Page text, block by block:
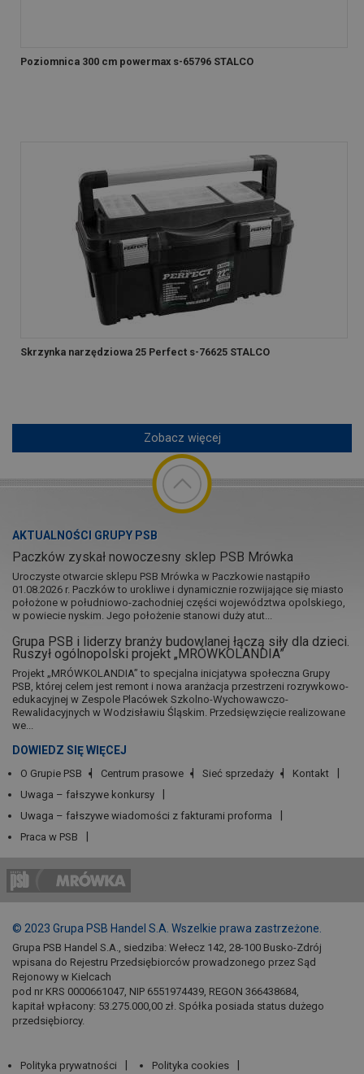
Poziomnica 300 cm powermax s-65796 STALCO
Skrzynka narzędziowa 25 Perfect s-76625 STALCO
Zobacz więcej
AKTUALNOŚCI GRUPY PSB
Paczków zyskał nowoczesny sklep PSB Mrówka
Uroczyste otwarcie sklepu PSB Mrówka w Paczkowie nastąpiło
01.08.2026 r. Paczków to urokliwe i dynamicznie rozwijające się miasto
położone w południowo-zachodniej części województwa opolskiego,
w powiecie nyskim. Jego położenie stanowi duży atut...
Grupa PSB i liderzy branży budowlanej łączą siły dla dzieci.
Ruszył ogólnopolski projekt „MRÓWKOLANDIA”
Projekt „MRÓWKOLANDIA” to specjalna inicjatywa społeczna Grupy
PSB, której celem jest remont i nowa aranżacja przestrzeni rozrywkowo-
edukacyjnej w Zespole Placówek Szkolno-Wychowawczo-
Rewalidacyjnych w Wodzisławiu Śląskim. Przedsięwzięcie realizowane
we...
DOWIEDZ SIĘ WIĘCEJ
O Grupie PSB Centrum prasowe Sieć sprzedaży
Kontakt
Uwaga – fałszywe konkursy
Uwaga – fałszywe wiadomości z fakturami proforma
Praca w PSB
© 2023 Grupa PSB Handel S.A. Wszelkie prawa zastrzeżone.
Grupa PSB Handel S.A., siedziba: Wełecz 142, 28-100 Busko-Zdrój
wpisana do Rejestru Przedsiębiorców prowadzonego przez Sąd
Rejonowy w Kielcach
pod nr KRS 0000661047, NIP 6551974439, REGON 366438684,
kapitał wpłacony: 53.275.000,00 zł. Spółka posiada status dużego
przedsiębiorcy.
Polityka prywatności Polityka cookies